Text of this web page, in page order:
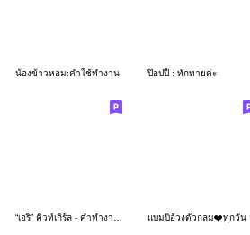
น้องข้าวหอม:คำใช้ทำงาน ป๊อปปี้ : ทักทายค่ะ
“เอริ” คิวท์เกิร์ล - คำทำงานสุภาพค่า แบมบิอ้วงตัวกลม❤️ทุกวัน